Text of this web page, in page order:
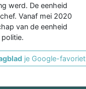
werd. De eenheid
Vanaf mei 2020
van de eenheid
je Google-favoriet